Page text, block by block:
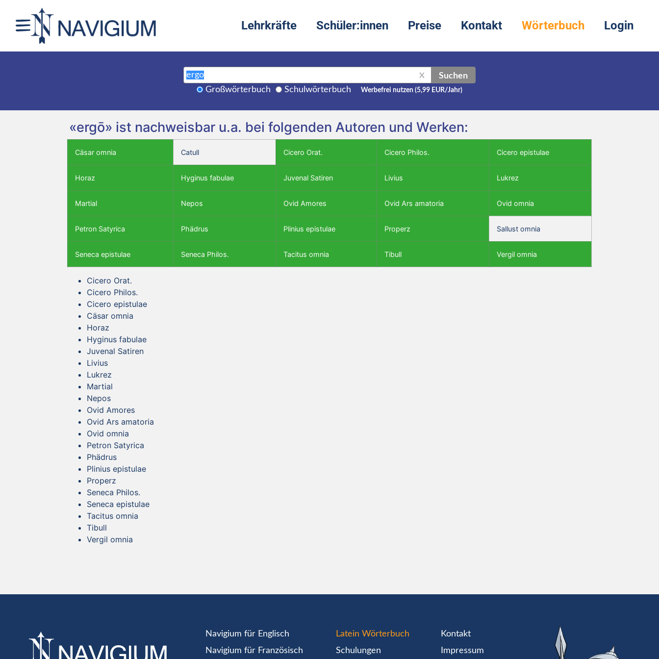
Lehrkräfte Schüler:innen Preise Kontakt Wörterbuch Login
X Suchen
Großwörterbuch Schulwörterbuch Werbefrei nutzen (5,99 EUR/Jahr)
«ergō» ist nachweisbar u.a. bei folgenden Autoren und Werken:
Cäsar omnia Catull Cicero Orat. Cicero Philos. Cicero epistulae
Horaz Hyginus fabulae Juvenal Satiren Livius Lukrez
Martial Nepos Ovid Amores Ovid Ars amatoria Ovid omnia
Petron Satyrica Phädrus Plinius epistulae Properz Sallust omnia
Seneca epistulae Seneca Philos. Tacitus omnia Tibull Vergil omnia
Cicero Orat.
Cicero Philos.
Cicero epistulae
Cäsar omnia
Horaz
Hyginus fabulae
Juvenal Satiren
Livius
Lukrez
Martial
Nepos
Ovid Amores
Ovid Ars amatoria
Ovid omnia
Petron Satyrica
Phädrus
Plinius epistulae
Properz
Seneca Philos.
Seneca epistulae
Tacitus omnia
Tibull
Vergil omnia
Navigium für Englisch
Navigium für Französisch
Latein Wörterbuch
Schulungen
Kontakt
Impressum